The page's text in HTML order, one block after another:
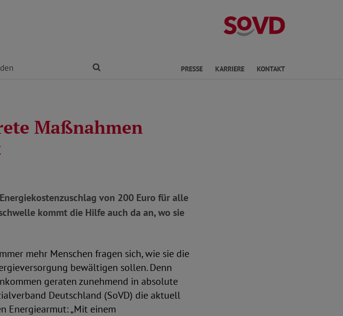
Landesverband
PRESSE KARRIERE KONTAKT
Maßnahmen
von 200 Euro für alle
kommt die Hilfe auch da an, wo sie
mehr Menschen fragen sich, wie sie die
bewältigen sollen. Denn
geraten zunehmend in absolute
Deutschland (SoVD) die aktuell
Energiearmut: „Mit einem